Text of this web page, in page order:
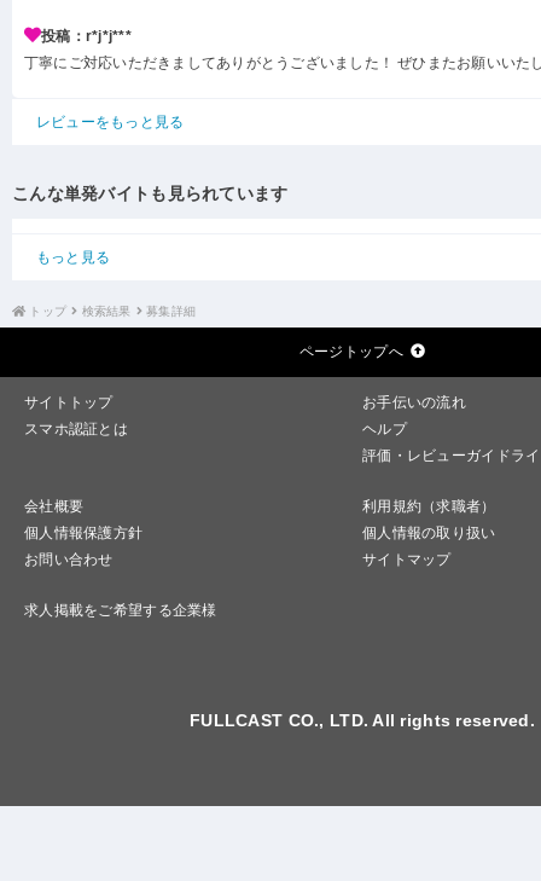
投稿：r*j*j***
丁寧にご対応いただきましてありがとうございました！ ぜひまたお願いいた
レビューをもっと見る
こんな単発バイトも見られています
もっと見る
トップ 検索結果 募集詳細
ページトップへ
サイトトップ
お手伝いの流れ
スマホ認証とは
ヘルプ
評価・レビューガイドラ
会社概要
利用規約（求職者）
個人情報保護方針
個人情報の取り扱い
お問い合わせ
サイトマップ
求人掲載をご希望する企業様
FULLCAST CO., LTD. All rights reserved.